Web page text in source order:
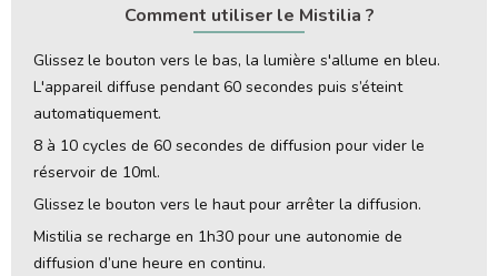
Comment utiliser le Mistilia ?
Glissez le bouton vers le bas, la lumière s'allume en bleu.
L'appareil diffuse pendant 60 secondes puis s’éteint
automatiquement.
8 à 10 cycles de 60 secondes de diffusion pour vider le
réservoir de 10ml.
Glissez le bouton vers le haut pour arrêter la diffusion.
Mistilia se recharge en 1h30 pour une autonomie de
diffusion d’une heure en continu.